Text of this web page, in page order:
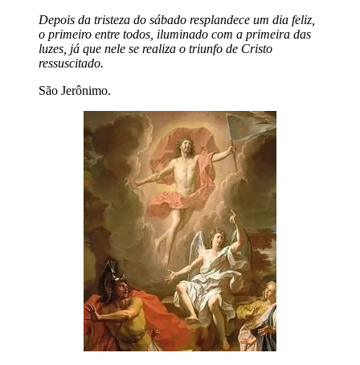
Depois da tristeza do sábado resplandece um dia feliz,
o primeiro entre todos, iluminado com a primeira das
luzes, já que nele se realiza o triunfo de Cristo
ressuscitado.
São Jerônimo.